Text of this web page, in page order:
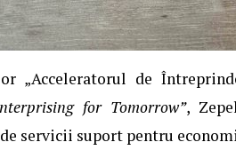
„Acceleratorul de
for Tomorrow”,
servicii suport pentru